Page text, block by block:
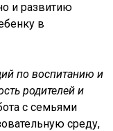
и развитию
в
по воспитанию и
родителей и
с семьями
среду,